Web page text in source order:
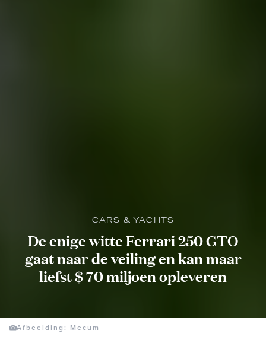
CARS & YACHTS
De enige witte Ferrari 250 GTO
gaat naar de veiling en kan maar
liefst $ 70 miljoen opleveren
Afbeelding: Mecum